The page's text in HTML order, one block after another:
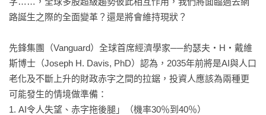
路誕生之際的全面變革？還是將會維持現狀？
先鋒集團（Vanguard）全球首席經濟學家──約瑟夫・H・戴維
斯博士（Joseph H. Davis, PhD）認為，2035年前將是AI與人口
老化及不斷上升的財政赤字之間的拉鋸，投資人應該為兩種更
可能發生的情境做準備：
1. AI令人失望、赤字拖後腿」（機率30％到40％）